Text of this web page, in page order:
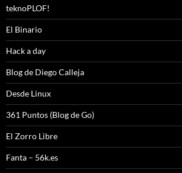
teknoPLOF!
El Binario
Hack a day
Blog de Diego Calleja
Desde Linux
361 Puntos (Blog de Go)
El Zorro Libre
Fanta – 56k.es